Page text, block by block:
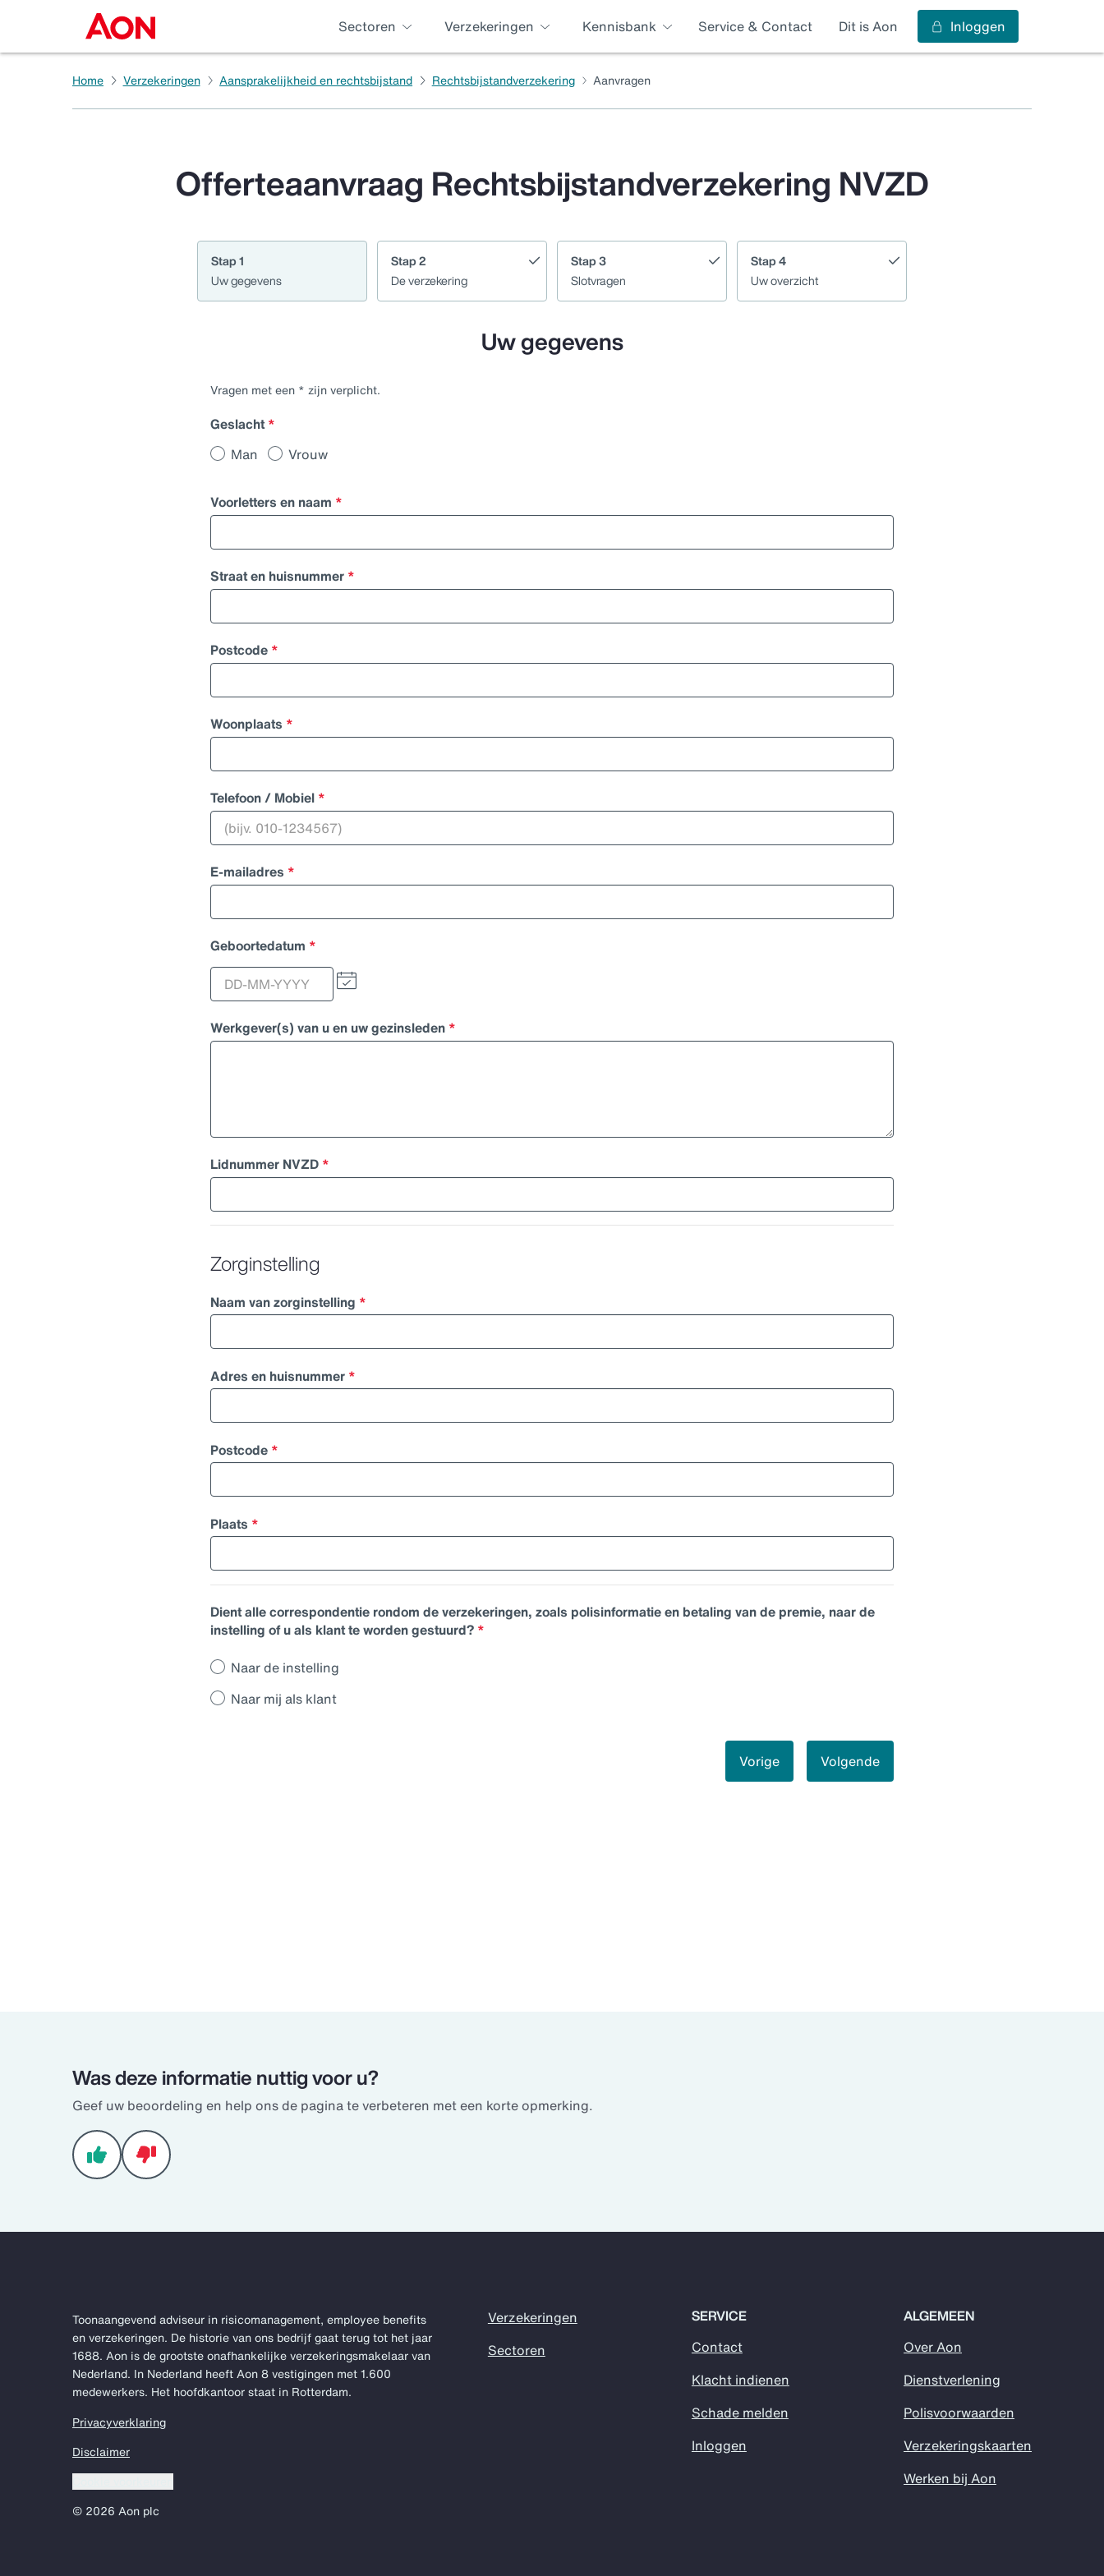
Sectoren Verzekeringen Kennisbank Service & Contact Dit is Aon Inloggen
Home Verzekeringen Aansprakelijkheid en rechtsbijstand Rechtsbijstandverzekering Aanvragen
Offerteaanvraag Rechtsbijstandverzekering NVZD
Was deze informatie nuttig voor u?
Geef uw beoordeling en help ons de pagina te verbeteren met een korte opmerking.
Toonaangevend adviseur in risicomanagement, employee benefits
en verzekeringen. De historie van ons bedrijf gaat terug tot het jaar
1688. Aon is de grootste onafhankelijke verzekeringsmakelaar van
Nederland. In Nederland heeft Aon 8 vestigingen met 1.600
medewerkers. Het hoofdkantoor staat in Rotterdam.
Privacyverklaring
Disclaimer
© 2026 Aon plc
Verzekeringen
Sectoren
SERVICE
Contact
Klacht indienen
Schade melden
Inloggen
ALGEMEEN
Over Aon
Dienstverlening
Polisvoorwaarden
Verzekeringskaarten
Werken bij Aon